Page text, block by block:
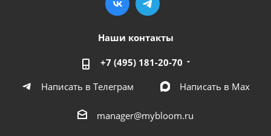
Наши контакты
+7 (495) 181-20-70
Написать в Телеграм
Написать в Мах
manager@mybloom.ru